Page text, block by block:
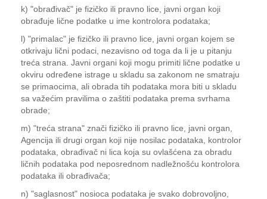
k) "obrađivač" je fizičko ili pravno lice, javni organ koji
obrađuje lične podatke u ime kontrolora podataka;
l) "primalac" je fizičko ili pravno lice, javni organ kojem se
otkrivaju lični podaci, nezavisno od toga da li je u pitanju
treća strana. Javni organi koji mogu primiti lične podatke u
okviru određene istrage u skladu sa zakonom ne smatraju
se primaocima, ali obrada tih podataka mora biti u skladu
sa važećim pravilima o zaštiti podataka prema svrhama
obrade;
m) "treća strana" znači fizičko ili pravno lice, javni organ,
Agencija ili drugi organ koji nije nosilac podataka, kontrolor
podataka, obrađivač ni lica koja su ovlašćena za obradu
ličnih podataka pod neposrednom nadležnošću kontrolora
podataka ili obrađivača;
n) "saglasnost" nosioca podataka je svako dobrovoljno,